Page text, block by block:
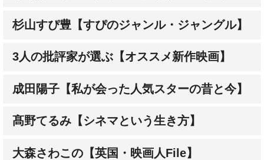
杉山すぴ豊【すぴのジャンル・ジャングル】
3人の批評家が選ぶ【オススメ新作映画】
成田陽子【私が会った人気スターの昔と今】
髙野てるみ【シネマという生き方】
大森さわこの【英国・映画人File】